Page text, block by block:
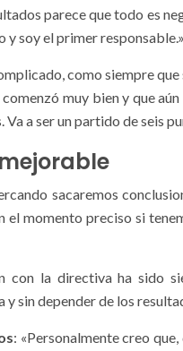
parece que todo es
y soy el primer responsable.»
como siempre
muy bien y que
a ser un partido de seis
sacaremos
el momento preciso si
con la directiva ha sido
sin depender de los
: «Personalmente creo